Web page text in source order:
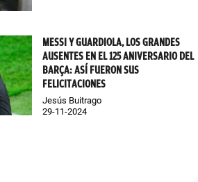
MESSI Y GUARDIOLA, LOS GRANDES
AUSENTES EN EL 125 ANIVERSARIO DEL
BARÇA: ASÍ FUERON SUS
FELICITACIONES
Jesús Buitrago
29-11-2024